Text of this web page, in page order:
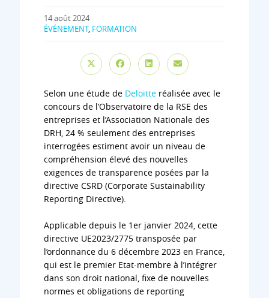
14 août 2024
ÉVÉNEMENT, FORMATION
Selon une étude de Deloitteréalisée avec le
concours de l’Observatoire de la RSE des
entreprises et l’Association Nationale des
DRH, 24 % seulement des entreprises
interrogées estiment avoir un niveau de
compréhension élevé des nouvelles
exigences de transparence posées par la
directive CSRD (Corporate Sustainability
Reporting Directive).
Applicable depuis le 1er janvier 2024, cette
directive UE2023/2775 transposée par
l’ordonnance du 6 décembre 2023 en France,
qui est le premier Etat-membre à l’intégrer
dans son droit national, fixe de nouvelles
normes et obligations de reporting